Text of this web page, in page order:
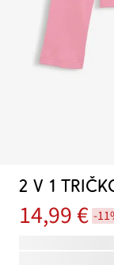
2 V 1
14,99 € -